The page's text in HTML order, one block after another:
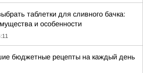
таблетки для сливного бачка:
и особенности
бюджетные рецепты на каждый день